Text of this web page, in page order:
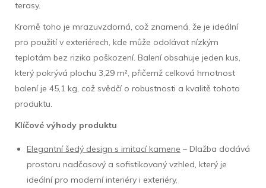
terasy.
Kromě toho je mrazuvzdorná, což znamená, že je ideální
pro použití v exteriérech, kde může odolávat nízkým
teplotám bez rizika poškození. Balení obsahuje jeden kus,
který pokrývá plochu 3,29 m², přičemž celková hmotnost
balení je 45,1 kg, což svědčí o robustnosti a kvalitě tohoto
produktu.
Klíčové výhody produktu
Elegantní šedý design s imitací kamene – Dlažba dodává
prostoru nadčasový a sofistikovaný vzhled, který je
ideální pro moderní interiéry i exteriéry.